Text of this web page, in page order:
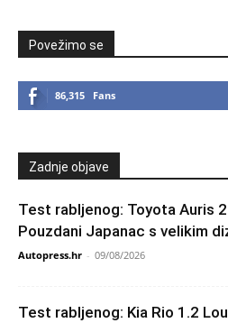
Povežimo se
86,315 Fans
Zadnje objave
Test rabljenog: Toyota Auris
Pouzdani Japanac s velikim
Autopress.hr - 09/08/2026
Test rabljenog: Kia Rio 1.2